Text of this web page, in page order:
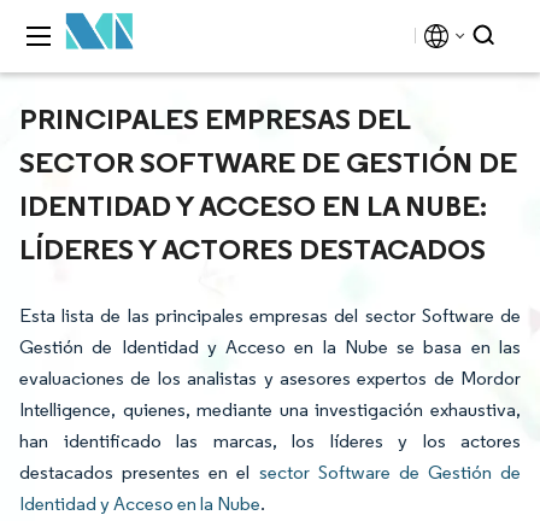
PRINCIPALES EMPRESAS DEL
SECTOR SOFTWARE DE GESTIÓN DE
IDENTIDAD Y ACCESO EN LA NUBE:
LÍDERES Y ACTORES DESTACADOS
Esta lista de las principales empresas del sector Software de
Gestión de Identidad y Acceso en la Nube se basa en las
evaluaciones de los analistas y asesores expertos de Mordor
Intelligence, quienes, mediante una investigación exhaustiva,
han identificado las marcas, los líderes y los actores
destacados presentes en el sector Software de Gestión de
Identidad y Acceso en la Nube.